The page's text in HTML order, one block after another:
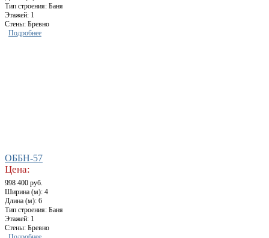
Тип строения: Баня
Этажей: 1
Стены: Бревно
Подробнее
ОББН-57
Цена:
998 400 руб.
Ширина (м): 4
Длина (м): 6
Тип строения: Баня
Этажей: 1
Стены: Бревно